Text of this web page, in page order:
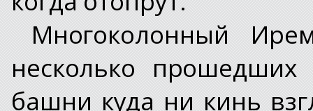
Многоколонный
несколько
башни куда ни кинь